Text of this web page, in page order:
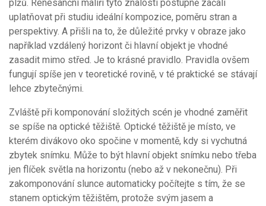
plžů. Renesanční malíři tyto znalosti postupně začali
uplatňovat při studiu ideální kompozice, poměru stran a
perspektivy. A přišli na to, že důležité prvky v obraze jako
například vzdálený horizont či hlavní objekt je vhodné
zasadit mimo střed. Je to krásné pravidlo. Pravidla ovšem
fungují spíše jen v teoretické rovině, v té praktické se stávají
lehce zbytečnými.
Zvláště při komponování složitých scén je vhodné zaměřit
se spíše na optické těžiště. Optické těžiště je místo, ve
kterém divákovo oko spočine v momentě, kdy si vychutná
zbytek snímku. Může to být hlavní objekt snímku nebo třeba
jen flíček světla na horizontu (nebo až v nekonečnu). Při
zakomponování slunce automaticky počítejte s tím, že se
stanem optickým těžištěm, protože svým jasem a